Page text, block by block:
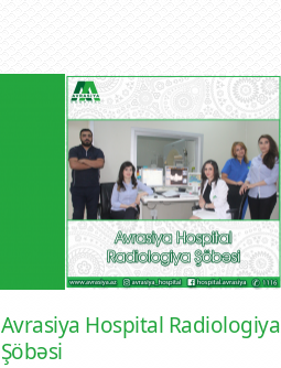
Avrasiya Hospital Radiologiya
Şöbəsi